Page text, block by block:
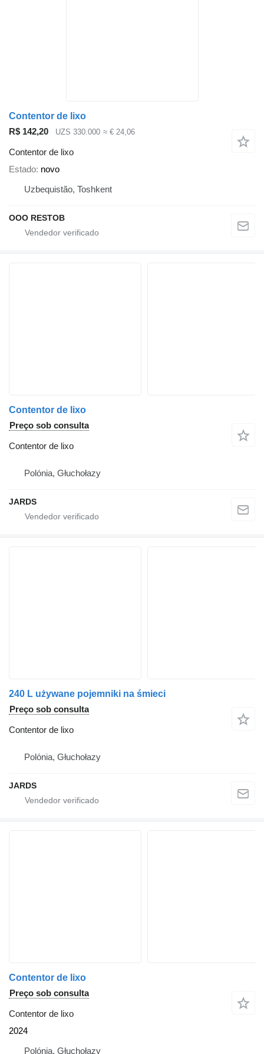
Contentor de lixo
R$ 142,20
UZS 330.000 ≈ € 24,06
Contentor de lixo
Estado novo
Uzbequistão, Toshkent
OOO RESTOB
Contentor de lixo
Preço sob consulta
Contentor de lixo
Polónia, Głuchołazy
JARDS
240 L używane pojemniki na śmieci
Preço sob consulta
Contentor de lixo
Polónia, Głuchołazy
JARDS
Contentor de lixo
Preço sob consulta
Contentor de lixo
2024
Polónia, Głuchołazy